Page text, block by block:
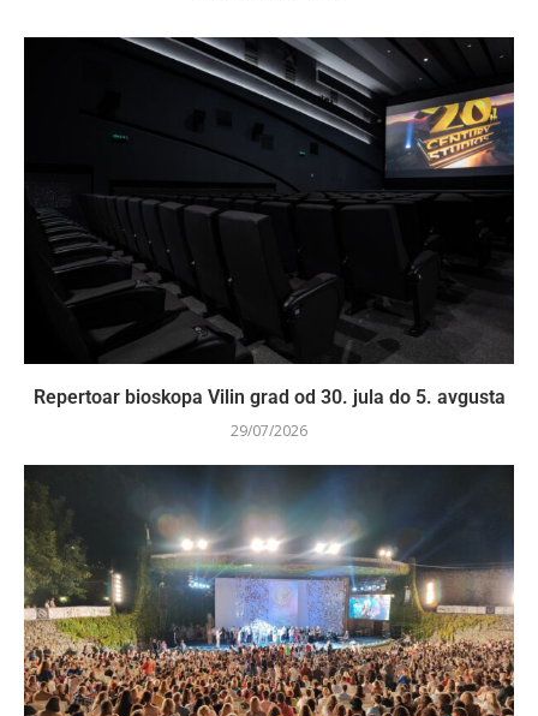
Repertoar bioskopa Vilin grad od 30. jula do 5. avgusta
29/07/2026